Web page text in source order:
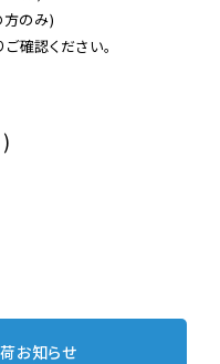
方のみ)
)
お知らせ